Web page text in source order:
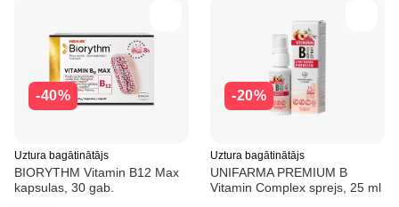
-40%
Uztura bagātinātājs
BIORYTHM Vitamin B12 Max
kapsulas, 30 gab.
-20%
Uztura bagātinātājs
UNIFARMA PREMIUM B
Vitamin Complex sprejs, 25 ml